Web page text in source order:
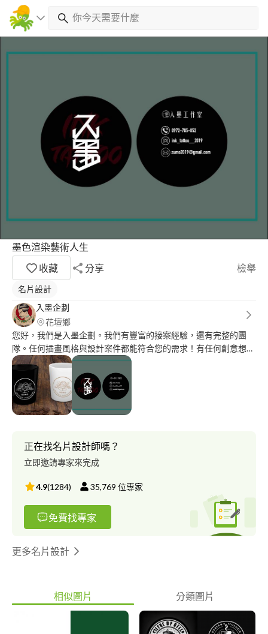
墨色渲染藝術人生
收藏
分享 檢舉
名片設計
入墨企劃
花壇鄉
您好，我們是入墨企劃。我們有豐富的接案經驗，還有完整的團
隊。任何插畫風格與設計案件都能符合您的需求！有任何創意想法
都歡迎洽談合作討論！
正在找名片設計師嗎？
立即邀請專家來完成
4.9(1284) 35,769 位專家
免費找專家
更多名片設計
相似圖片 分類圖片